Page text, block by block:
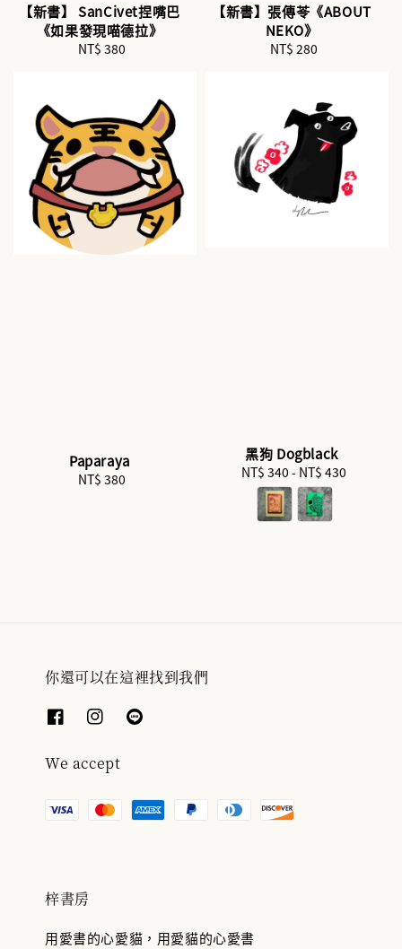
【新書】 SanCivet捏嘴巴
《如果發現喵德拉》
Regular
NT$ 380
【新書】張傳苓《ABOUT
NEKO》
Regular
NT$ 280
Paparaya
Regular
NT$ 380
黑狗 Dogblack
Regular
price
NT$ 340 - NT$ 430
你還可以在這裡找到我們
We accept
梓書房
用愛書的心愛貓，用愛貓的心愛書